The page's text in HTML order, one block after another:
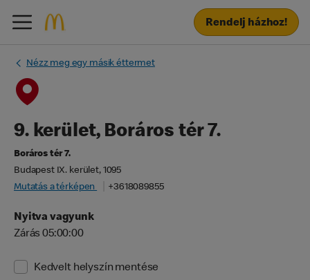
Rendelj házhoz!
Nézz meg egy másik éttermet
9. kerület, Boráros tér 7.
Boráros tér 7.
Budapest IX. kerület, 1095
Mutatás a térképen
+3618089855
Nyitva vagyunk
Zárás 05:00:00
Kedvelt helyszín mentése